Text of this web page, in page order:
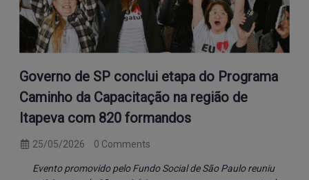
Governo de SP conclui etapa do Programa
Caminho da Capacitação na região de
Itapeva com 820 formandos
25/05/2026 0 Comments
Evento promovido pelo Fundo Social de São Paulo reuniu